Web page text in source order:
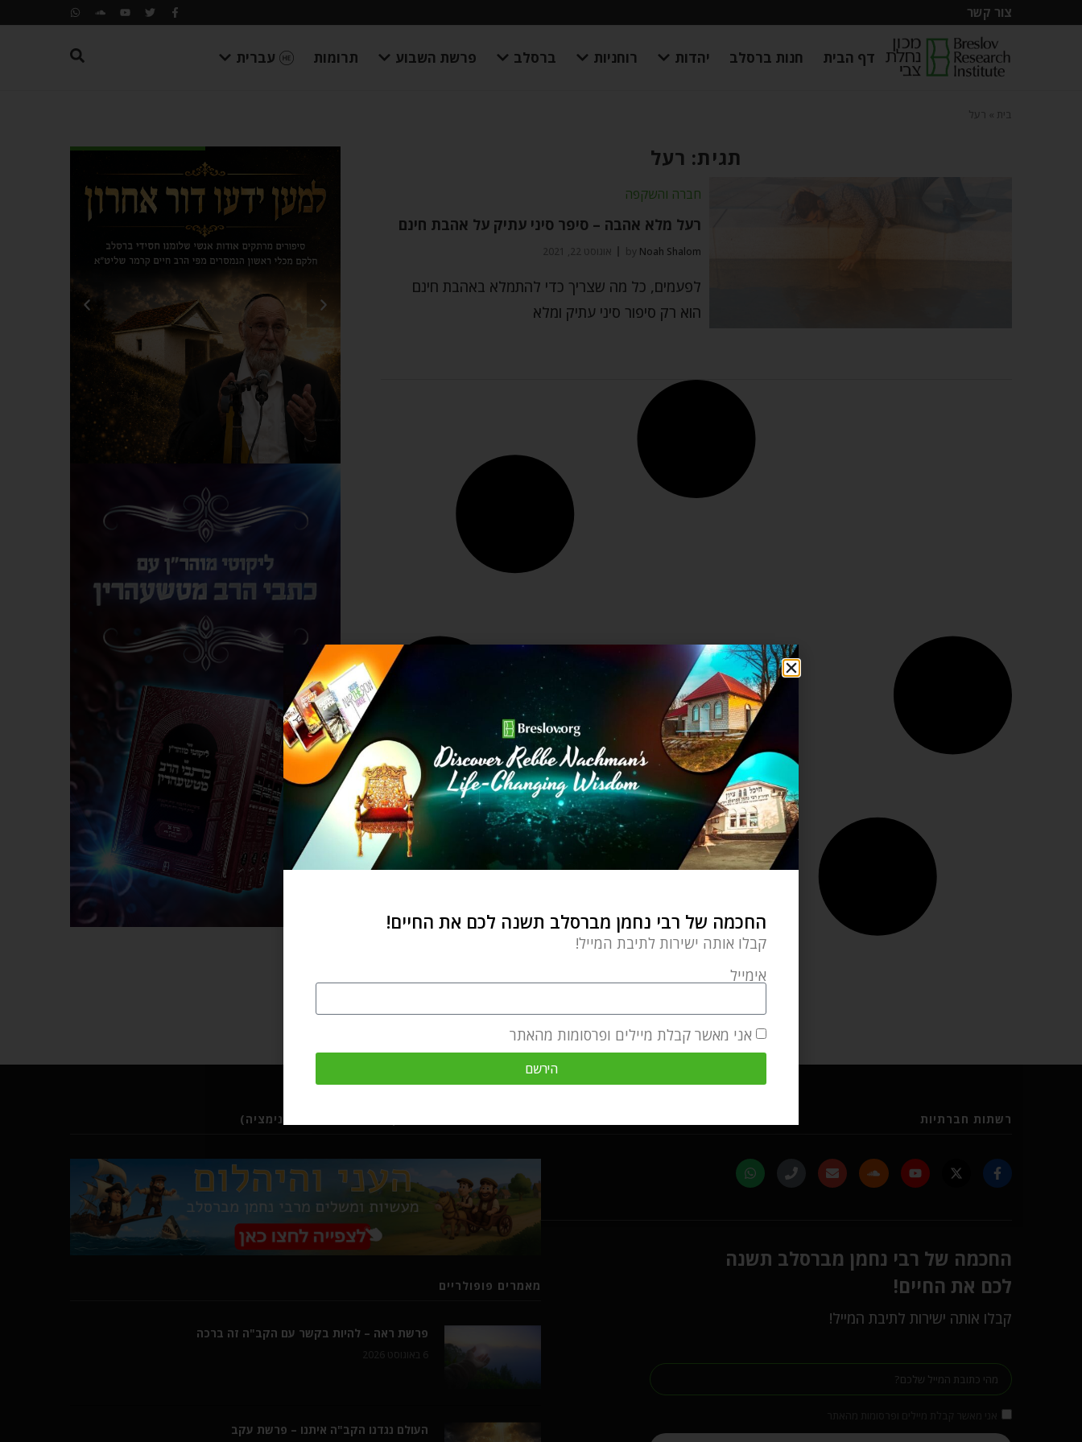
צור קשר
דף הבית חנות ברסלב יהדות רוחניות ברסלב פרשת השבוע תרומות עברית
בית רעל
תגית: רעל
חברה והשקפה
רעל מלא אהבה – סיפר סיני עתיק על אהבת חינם
by Noah Shalom אוגוסט 22, 2021
לפעמים, כל מה שצריך כדי להתמלא באהבת חינם
הוא רק סיפור סיני עתיק ומלא
רשתות חברתיות
החכמה של רבי נחמן מברסלב תשנה
לכם את החיים!
קבלו אותה ישירות לתיבת המייל!
מעשיות ומשלים מרבי נחמן מברסלב (סרטוני אנימציה)
מאמרים פופולריים
פרשת ראה – להיות בקשר עם הקב"ה זה ברכה
העולם נגדנו הקב"ה איתנו – פרשת עקב
החכמה של רבי נחמן מברסלב תשנה לכם את החיים!
קבלו אותה ישירות לתיבת המייל!
אימייל
אני מאשר קבלת מיילים ופרסומות מהאתר
הירשם